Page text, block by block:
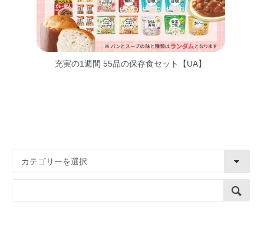
充実の1週間 55品の保存食セット【UA】